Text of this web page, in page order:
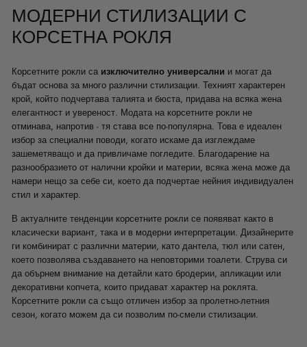
МОДЕРНИ СТИЛИЗАЦИИ С
КОРСЕТНА РОКЛЯ
Корсетните рокли са изключително универсални и могат да
бъдат основа за много различни стилизации. Техният характерен
крой, който подчертава талията и бюста, придава на всяка жена
елегантност и увереност. Модата на корсетните рокли не
отминава, напротив - тя става все по-популярна. Това е идеален
избор за специални поводи, когато искаме да изглеждаме
зашеметяващо и да привличаме погледите. Благодарение на
разнообразието от налични кройки и материи, всяка жена може да
намери нещо за себе си, което да подчертае нейния индивидуален
стил и характер.
В актуалните тенденции корсетните рокли се появяват както в
класически вариант, така и в модерни интерпретации. Дизайнерите
ги комбинират с различни материи, като дантела, тюл или сатен,
което позволява създаването на неповторими тоалети. Струва си
да обърнем внимание на детайли като бродерии, апликации или
декоративни копчета, които придават характер на роклята.
Корсетните рокли са също отличен избор за пролетно-летния
сезон, когато можем да си позволим по-смели стилизации.